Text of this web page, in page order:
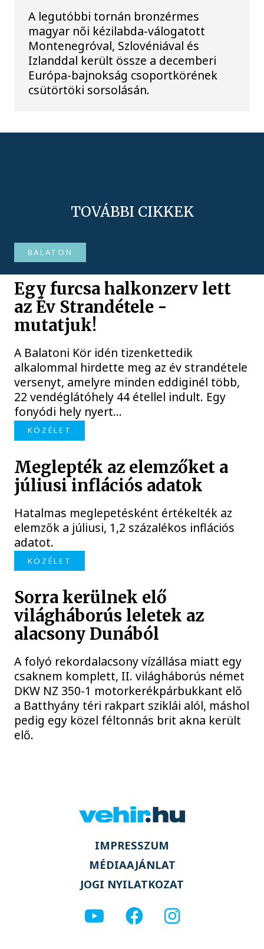
A legutóbbi tornán bronzérmes
magyar női kézilabda-válogatott
Montenegróval, Szlovéniával és
Izlanddal került össze a decemberi
Európa-bajnokság csoportkörének
csütörtöki sorsolásán.
TOVÁBBI CIKKEK
BALATON
Egy furcsa halkonzerv lett
az Év Strandétele -
mutatjuk!
A Balatoni Kör idén tizenkettedik
alkalommal hirdette meg az év strandétele
versenyt, amelyre minden eddiginél több,
22 vendéglátóhely 44 étellel indult. Egy
fonyódi hely nyert...
KÖZÉLET
Meglepték az elemzőket a
júliusi inflációs adatok
Hatalmas meglepetésként értékelték az
elemzők a júliusi, 1,2 százalékos inflációs
adatot.
KÖZÉLET
Sorra kerülnek elő
világháborús leletek az
alacsony Dunából
A folyó rekordalacsony vízállása miatt egy
csaknem komplett, II. világháborús német
DKW NZ 350-1 motorkerékpárbukkant elő
a Batthyány téri rakpart sziklái alól, máshol
pedig egy közel féltonnás brit akna került
elő.
IMPRESSZUM
MÉDIAAJÁNLAT
JOGI NYILATKOZAT